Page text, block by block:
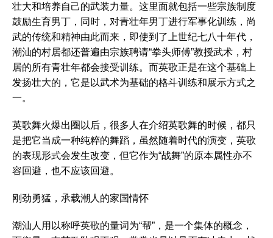
壮大和培养自己的武装力量。这里面就包括一些宗族制度
鼓励生育男丁，同时，对青壮年男丁进行军事化训练，尚
武的传统和精神由此而来，即使到了上世纪七八十年代，
潮汕的村居都还普遍由宗族聘请“拳头师傅”教授武术，村
居的所有青壮年都会接受训练。而英歌正是在这个基础上
发扬壮大的，它是以武术为基础的格斗训练和展示方式之
一。
英歌舞火爆出圈以后，很多人在介绍英歌舞的时候，都只
是把它当成一种纯粹的舞蹈，虽然随着时代的演变，英歌
的表现形式会发生改变，但它作为“战舞”的原本属性亦不
容回避，也不应该回避。
刚劲勇猛，承载潮人的家国情怀
潮汕人用以称呼英歌的量词为“帮”，是一个集体的概念，